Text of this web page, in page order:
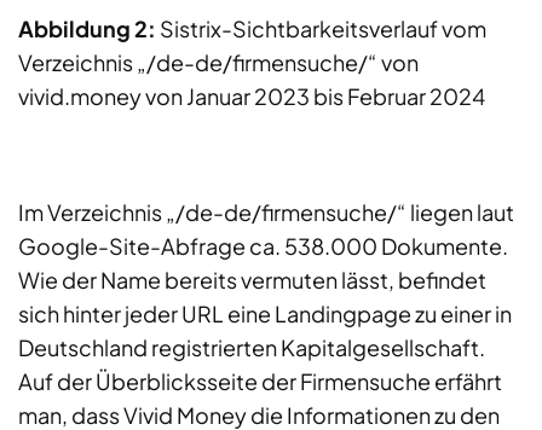
Abbildung 2: Sistrix-Sichtbarkeitsverlauf vom
Verzeichnis „/de-de/firmensuche/“ von
vivid.money von Januar 2023 bis Februar 2024
Im Verzeichnis „/de-de/firmensuche/“ liegen laut
Google-Site-Abfrage ca. 538.000 Dokumente.
Wie der Name bereits vermuten lässt, befindet
sich hinter jeder URL eine Landingpage zu einer in
Deutschland registrierten Kapitalgesellschaft.
Auf der Überblicksseite der Firmensuche erfährt
man, dass Vivid Money die Informationen zu den